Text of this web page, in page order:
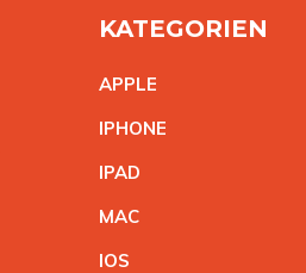
KATEGORIEN
APPLE
IPHONE
IPAD
MAC
IOS